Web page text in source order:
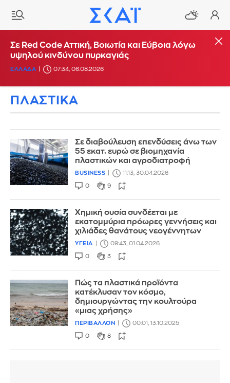
Σε Red Code Αττική, Βοιωτία και Εύβοια λόγω
υψηλού κινδύνου πυρκαγιάς
ΕΛΛΑΔΑ 07:34, 06.08.2026
ΠΛΑΣΤΙΚΑ
Σε διαβούλευση επενδύσεις άνω των
55 εκατ. ευρώ σε βιομηχανία
πλαστικών και αγροδιατροφή
BUSINESS 11:13, 30.04.2026
0 9
Χημική ουσία συνδέεται με
εκατoμμύρια πρόωρες γεννήσεις και
χιλιάδες θανάτους νεογέννητων
ΥΓΕΙΑ 09:43, 01.04.2026
0 3
Πώς τα πλαστικά προϊόντα
κατέκλυσαν τον κόσμο,
δημιουργώντας την κουλτούρα
«μιας χρήσης»
ΠΕΡΙΒΑΛΛΟΝ 00:01, 13.10.2025
0 8